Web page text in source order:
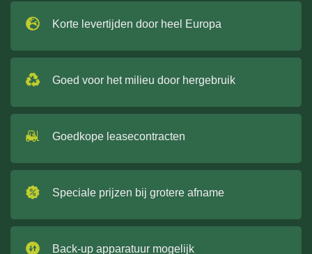
Korte levertijden door heel Europa
Goed voor het milieu door hergebruik
Goedkope leasecontracten
Speciale prijzen bij grotere afname
Back-up apparatuur mogelijk